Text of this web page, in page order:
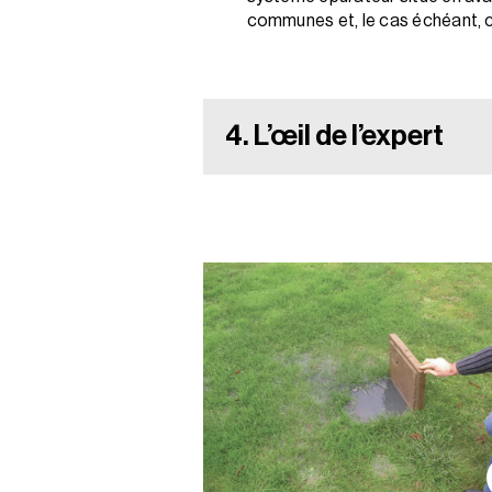
communes et, le cas échéant,
4. L’œil de l’expert